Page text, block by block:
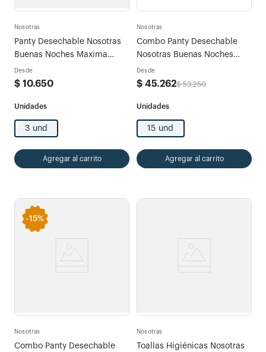
Nosotras
Panty Desechable Nosotras
Buenas Noches Maxima
Proteccion
Desde
$ 10.650
3 und
Agregar al carrito
Nosotras
Combo Panty Desechable
Nosotras Buenas Noches
Máxima Protección M x
15und
Desde
$ 45.262$ 53.250
15 und
Agregar al carrito
-15%
Nosotras
Combo Panty Desechable
Nosotras
Toallas Higiénicas Nosotras